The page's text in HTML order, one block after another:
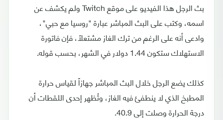
بث الرجل هذا الفيديو على موقع Twitch ولم يكشف عن
اسمه، وكتب على البث المباشر عبارة "روسيا مع حبي"،
وادعى أنه على الرغم من ترك الغاز مشتعلاً، فإن فاتورة
الاستهلاك ستكون 1.44 دولار في الشهر، بحسب قوله.
كذلك يضع الرجل خلال البث المباشر جهازاً لقياس حرارة
المطبخ الذي لا ينطفئ فيه الغاز، وتُظهر إحدى اللقطات أن
درجة الحرارة وصلت إلى 40.9.